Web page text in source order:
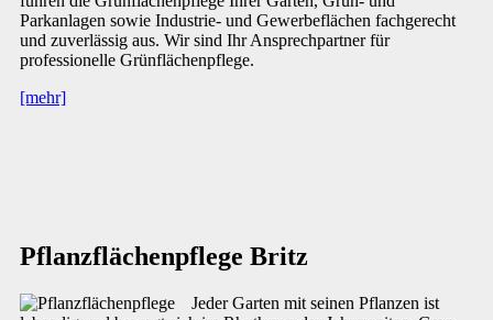
Parkanlagen sowie Industrie- und Gewerbeflächen fachgerecht
und zuverlässig aus. Wir sind Ihr Ansprechpartner für
professionelle Grünflächenpflege.
[mehr]
Pflanzflächenpflege Britz
Jeder Garten mit seinen Pflanzen ist